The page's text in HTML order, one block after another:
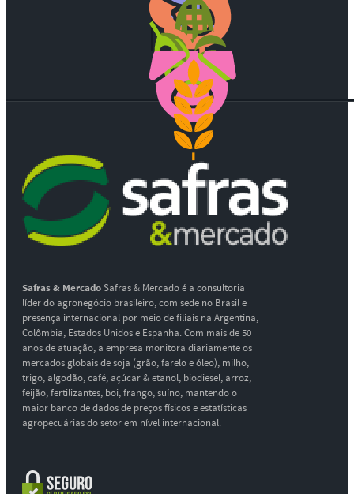
Safras & MercadoSafras & Mercado é a consultoria
líder do agronegócio brasileiro, com sede no Brasil e
presença internacional por meio de filiais na Argentina,
Colômbia, Estados Unidos e Espanha. Com mais de 50
anos de atuação, a empresa monitora diariamente os
mercados globais de soja (grão, farelo e óleo), milho,
trigo, algodão, café, açúcar & etanol, biodiesel, arroz,
feijão, fertilizantes, boi, frango, suíno, mantendo o
maior banco de dados de preços físicos e estatísticas
agropecuárias do setor em nível internacional.